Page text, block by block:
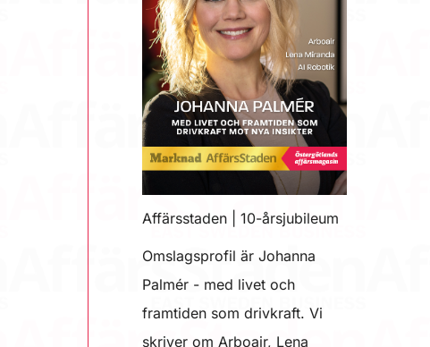
Affärsstaden | 10-årsjubileum
Omslagsprofil är Johanna
Palmér - med livet och
framtiden som drivkraft. Vi
skriver om Arboair, Lena